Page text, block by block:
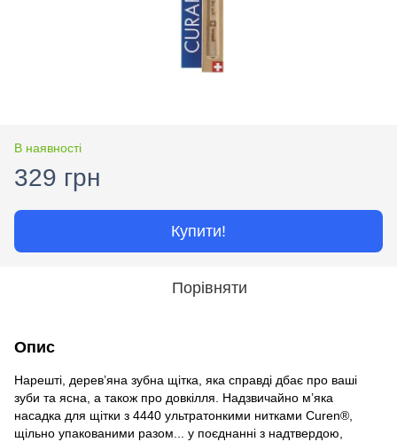
В наявності
329 грн
Купити!
Порівняти
Опис
Нарешті, дерев’яна зубна щітка, яка справді дбає про ваші
зуби та ясна, а також про довкілля. Надзвичайно м’яка
насадка для щітки з 4440 ультратонкими нитками Curen®,
щільно упакованими разом... у поєднанні з надтвердою,